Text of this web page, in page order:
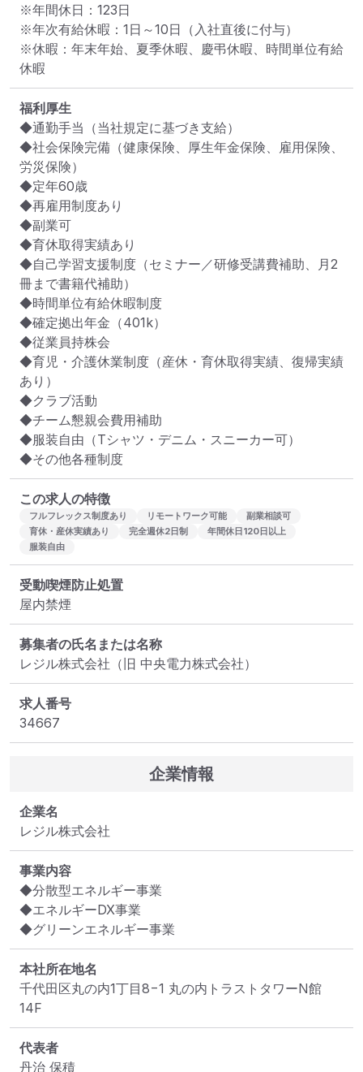
※年間休日：123日
※年次有給休暇：1日～10日（入社直後に付与）
※休暇：年末年始、夏季休暇、慶弔休暇、時間単位有給
休暇
福利厚生
◆通勤手当（当社規定に基づき支給）
◆社会保険完備（健康保険、厚生年金保険、雇用保険、
労災保険）
◆定年60歳
◆再雇用制度あり
◆副業可
◆育休取得実績あり
◆自己学習支援制度（セミナー／研修受講費補助、月2
冊まで書籍代補助）
◆時間単位有給休暇制度
◆確定拠出年金（401k）
◆従業員持株会
◆育児・介護休業制度（産休・育休取得実績、復帰実績
あり）
◆クラブ活動
◆チーム懇親会費用補助
◆服装自由（Tシャツ・デニム・スニーカー可）
◆その他各種制度
この求人の特徴
フルフレックス制度あり リモートワーク可能
副業相談可
育休・産休実績あり
完全週休2日制
年間休日120日以上
服装自由
受動喫煙防止処置
屋内禁煙
募集者の氏名または名称
レジル株式会社（旧 中央電力株式会社）
求人番号
34667
企業情報
企業名
レジル株式会社
事業内容
◆分散型エネルギー事業
◆エネルギーDX事業
◆グリーンエネルギー事業
本社所在地名
千代田区丸の内1丁目8−1 丸の内トラストタワーN館
14F
代表者
丹治 保積